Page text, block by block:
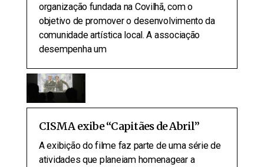
organização fundada na Covilhã, com o
objetivo de promover o desenvolvimento da
comunidade artística local. A associação
desempenha um
CISMA exibe “Capitães de Abril”
A exibição do filme faz parte de uma série de
atividades que planeiam homenagear a